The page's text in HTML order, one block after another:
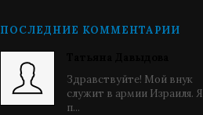
ПОСЛЕДНИЕ КОММЕНТАРИИ
Здравствуйте! Мой внук
служит в армии Израиля. Я
п...